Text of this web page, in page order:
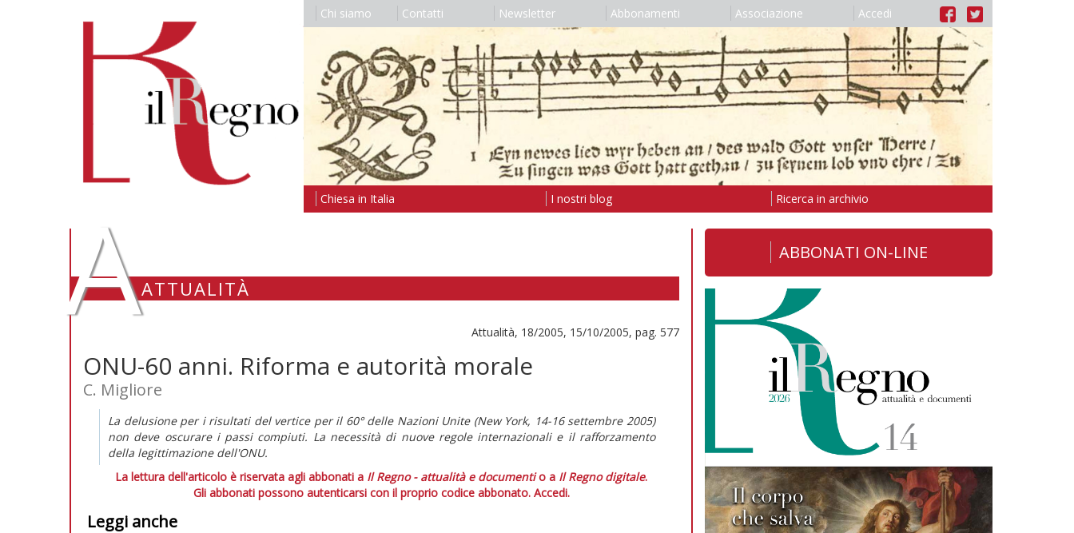
Chi siamo Contatti Newsletter Abbonamenti Associazione Accedi
Chiesa in Italia I nostri blog Ricerca in archivio
AATTUALITÀ
Attualità, 18/2005, 15/10/2005, pag. 577
ONU-60 anni. Riforma e autorità morale
C. Migliore
La delusione per i risultati del vertice per il 60° delle Nazioni Unite (New York, 14-16 settembre 2005)
non deve oscurare i passi compiuti. La necessità di nuove regole internazionali e il rafforzamento
della legittimazione dell'ONU.
La lettura dell'articolo è riservata agli abbonati a Il Regno - attualità e documentio a Il Regno digitale.
Gli abbonati possono autenticarsi con il proprio codice abbonato. Accedi.
Leggi anche
ABBONATI ON-LINE